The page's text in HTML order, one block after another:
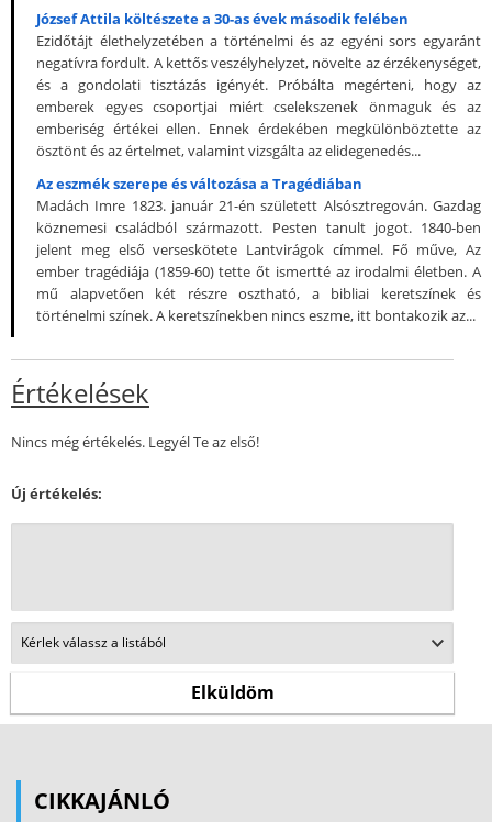
József Attila költészete a 30-as évek második felében
Ezidőtájt élethelyzetében a történelmi és az egyéni sors egyaránt
negatívra fordult. A kettős veszélyhelyzet, növelte az érzékenységet,
és a gondolati tisztázás igényét. Próbálta megérteni, hogy az
emberek egyes csoportjai miért cselekszenek önmaguk és az
emberiség értékei ellen. Ennek érdekében megkülönböztette az
ösztönt és az értelmet, valamint vizsgálta az elidegenedés...
Az eszmék szerepe és változása a Tragédiában
Madách Imre 1823. január 21-én született Alsósztregován. Gazdag
köznemesi családból származott. Pesten tanult jogot. 1840-ben
jelent meg első verseskötete Lantvirágok címmel. Fő műve, Az
ember tragédiája (1859-60) tette őt ismertté az irodalmi életben. A
mű alapvetően két részre osztható, a bibliai keretszínek és
történelmi színek. A keretszínekben nincs eszme, itt bontakozik az...
Értékelések
Nincs még értékelés. Legyél Te az első!
Új értékelés:
CIKKAJÁNLÓ